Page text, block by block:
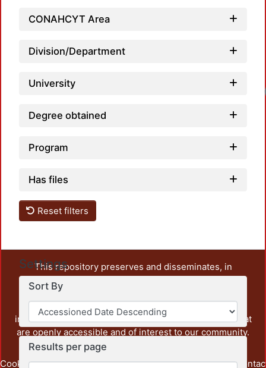
CONAHCYT Area
Division/Department
University
Degree obtained
Program
Has files
Reset filters
Settings
Sort By
Results per page
This repository preserves and disseminates, in
unrestricted open access, the teaching and research
output of UAM Azcapotzalco. It also includes some
administrative and graphic documents from the
institution, as well as content from other institutions that
are openly accessible and of interest to our community.
Cookie Privacy End User Send